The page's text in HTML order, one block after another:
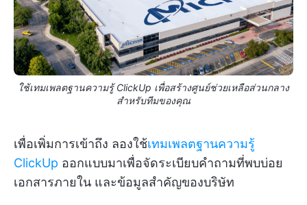
ใช้เทมเพลตฐานความรู้ ClickUp เพื่อสร้างศูนย์ช่วยเหลือส่วนกลาง
สำหรับทีมของคุณ
เพื่อเพิ่มการเข้าถึง ลองใช้เทมเพลตฐานความรู้
ClickUp ออกแบบมาเพื่อจัดระเบียบคำถามที่พบบ่อย
เอกสารภายใน และข้อมูลสำคัญของบริษัท